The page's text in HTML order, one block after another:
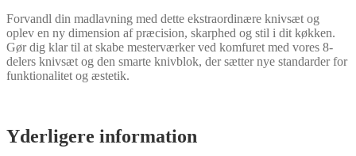
Forvandl din madlavning med dette ekstraordinære knivsæt og
oplev en ny dimension af præcision, skarphed og stil i dit køkken.
Gør dig klar til at skabe mesterværker ved komfuret med vores 8-
delers knivsæt og den smarte knivblok, der sætter nye standarder for
funktionalitet og æstetik.
Yderligere information